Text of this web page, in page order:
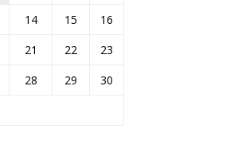
14 15
16
21 22
23
28 29
30